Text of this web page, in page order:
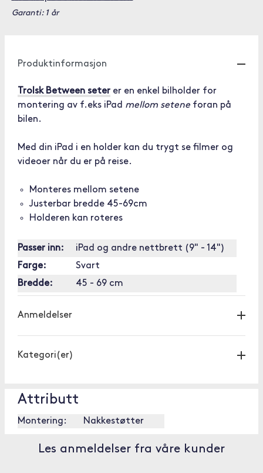
Garanti: 1 år
Produktinformasjon
Trolsk Between seter er en enkel bilholder for
montering av f.eks iPad mellom setene foran på
bilen.
Med din iPad i en holder kan du trygt se filmer og
videoer når du er på reise.
Monteres mellom setene
Justerbar bredde 45-69cm
Holderen kan roteres
Passer inn:
iPad og andre nettbrett (9" - 14")
Farge:
Svart
Bredde:
45 - 69 cm
Anmeldelser
Kategori(er)
Attributt
Montering: Nakkestøtter
Les anmeldelser fra våre kunder